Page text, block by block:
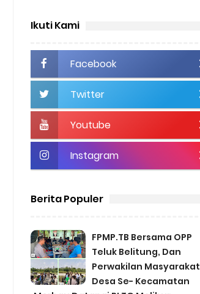
Ikuti Kami
Facebook
Twitter
Youtube
Instagram
Berita Populer
FPMP.TB Bersama OPP
Teluk Belitung, Dan
Perwakilan Masyarakat
Desa Se- Kecamatan